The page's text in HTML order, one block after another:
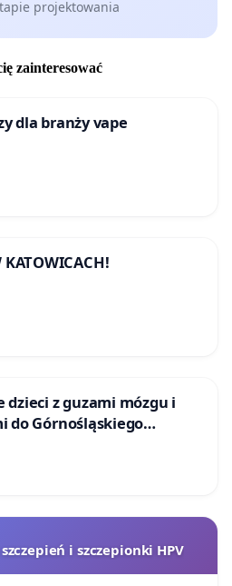
projektowania
zainteresować
dla branży vape
KATOWICACH!
dzieci z guzami mózgu i
do Górnośląskiego
w Katowicach
i szczepionki HPV